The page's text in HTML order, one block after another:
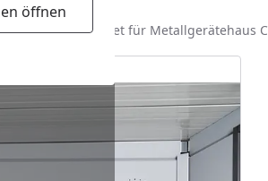
öffnen
Innenwandpaket für Metallgerätehaus